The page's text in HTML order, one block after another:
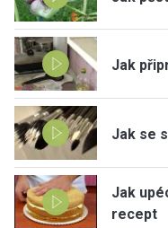
Jak
Jak se
Jak
recept